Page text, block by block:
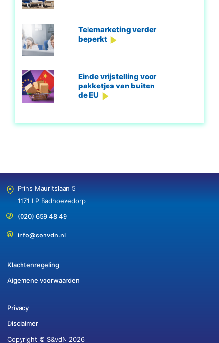
Telemarketing verder
beperkt
Einde vrijstelling voor
pakketjes van buiten
de EU
Prins Mauritslaan 5
1171 LP Badhoevedorp
(020) 659 48 49
info@senvdn.nl
Klachtenregeling
Algemene voorwaarden
Privacy
Disclaimer
Copyright © S&vdN 2026